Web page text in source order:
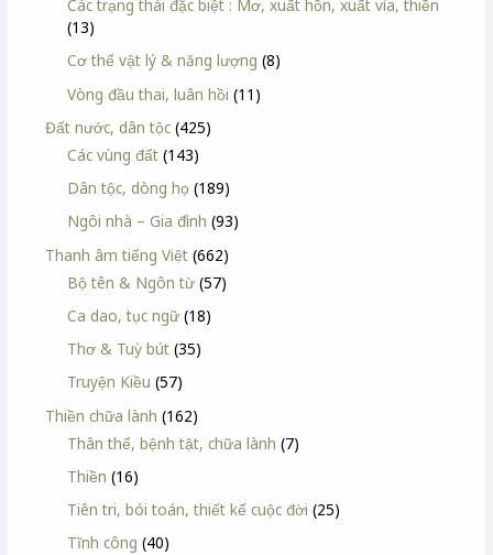
Các trạng thái đặc biệt : Mơ, xuất hồn, xuất vía, thiền
(13)
Cơ thể vật lý & năng lượng (8)
Vòng đầu thai, luân hồi (11)
Đất nước, dân tộc (425)
Các vùng đất (143)
Dân tộc, dòng họ (189)
Ngôi nhà – Gia đình (93)
Thanh âm tiếng Việt (662)
Bộ tên & Ngôn từ (57)
Ca dao, tục ngữ (18)
Thơ & Tuỳ bút (35)
Truyện Kiều (57)
Thiền chữa lành (162)
Thân thể, bệnh tật, chữa lành (7)
Thiền (16)
Tiên tri, bói toán, thiết kế cuộc đời (25)
Tĩnh công (40)